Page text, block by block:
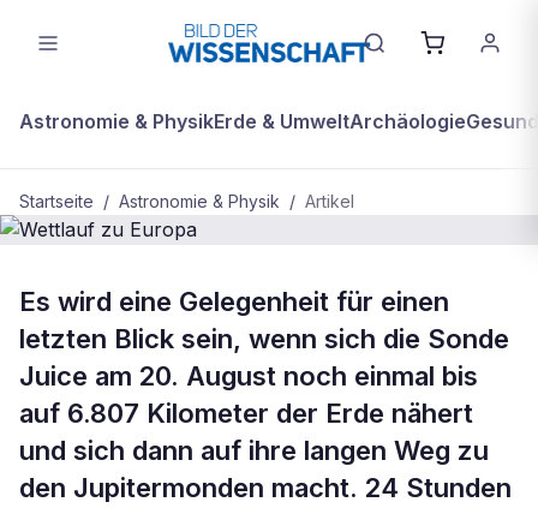
Astronomie & PhysikErde & UmweltArchäologie
Startseite / Astronomie & Physik / Artikel
BDW Plus ASTRONOMIE & PHYSIK
Wettlauf zu Europa
Es wird eine Gelegenheit für einen
letzten Blick sein, wenn sich die Sonde
Juice am 20. August noch einmal bis
auf 6.807 Kilometer der Erde nähert
und sich dann auf ihre langen Weg zu
den Jupitermonden macht. 24 Stunden